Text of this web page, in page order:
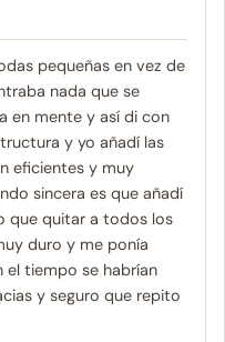
pequeñas en vez de
nada que se
en mente y así di con
y yo añadí las
eficientes y muy
sincera es que añadí
que quitar a todos los
duro y me ponía
el tiempo se habrían
y seguro que repito